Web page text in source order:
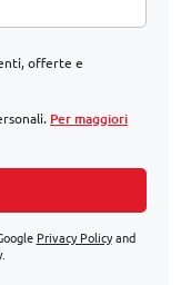
offerte e
Per maggiori
Privacy Policyand